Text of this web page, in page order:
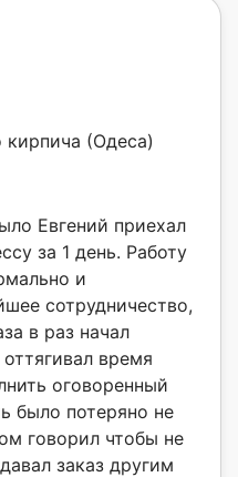
кирпича (Одеса)
Евгений приехал
за 1 день. Работу
и
сотрудничество,
в раз начал
время
оговоренный
было потеряно не
говорил чтобы не
заказ другим